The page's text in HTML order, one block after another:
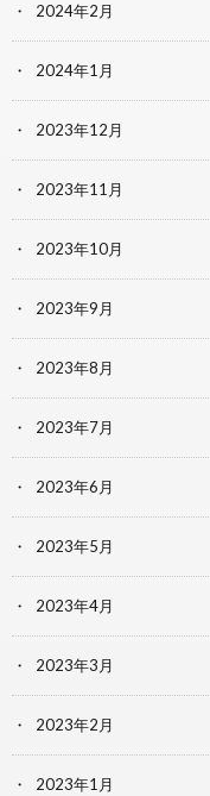
2024年2月
2024年1月
2023年12月
2023年11月
2023年10月
2023年9月
2023年8月
2023年7月
2023年6月
2023年5月
2023年4月
2023年3月
2023年2月
2023年1月